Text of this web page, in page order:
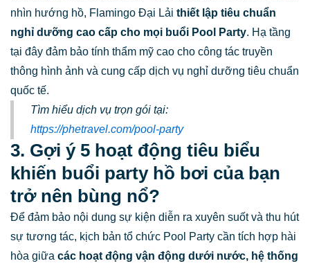
nhìn hướng hồ, Flamingo Đại Lải thiết lập tiêu chuẩn
nghỉ dưỡng cao cấp cho mọi buổi Pool Party. Hạ tầng
tại đây đảm bảo tính thẩm mỹ cao cho công tác truyền
thông hình ảnh và cung cấp dịch vụ nghỉ dưỡng tiêu chuẩn
quốc tế.
Tìm hiểu dịch vụ trọn gói tại:
https://phetravel.com/pool-party
3. Gợi ý 5 hoạt động tiêu biểu
khiến buổi party hồ bơi của bạn
trở nên bùng nổ?
Để đảm bảo nội dung sự kiện diễn ra xuyên suốt và thu hút
sự tương tác, kịch bản tổ chức Pool Party cần tích hợp hài
hòa giữa các hoạt động vận động dưới nước, hệ thống